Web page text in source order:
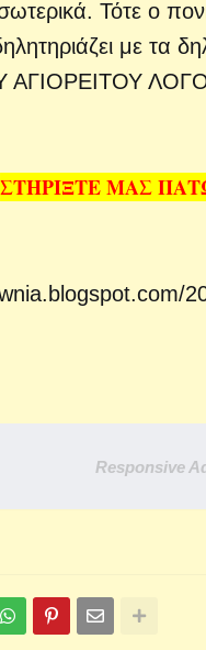
Τότε ο
με τα
ΑΓΙΟΡΕΙΤΟΥ
ΣΤΗΡΙΞΤΕ ΜΑΣ
Responsive